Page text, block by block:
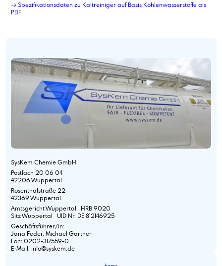
→ Spezifikationsdaten zu Kaltreiniger auf Basis Kohlenwasserstoffe als
PDF
SysKem Chemie GmbH
Postfach 20 06 04
42206 Wuppertal
Rosenthalstraße 22
42369 Wuppertal
Amtsgericht Wuppertal HRB 9020
Sitz Wuppertal UID Nr. DE 812146925
Geschäftsführer/in:
Jana Feder, Michael Gärtner
Fon: 0202-317559-0
E-Mail: info@syskem.de